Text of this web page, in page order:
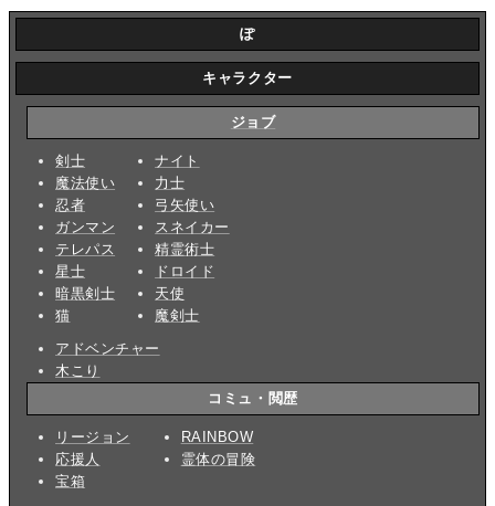
ぽ
キャラクター
ジョブ
剣士
魔法使い
忍者
ガンマン
テレパス
星士
暗黒剣士
猫
ナイト
力士
弓矢使い
スネイカー
精霊術士
ドロイド
天使
魔剣士
アドベンチャー
木こり
コミュ・閲歴
リージョン
応援人
宝箱
RAINBOW
霊体の冒険